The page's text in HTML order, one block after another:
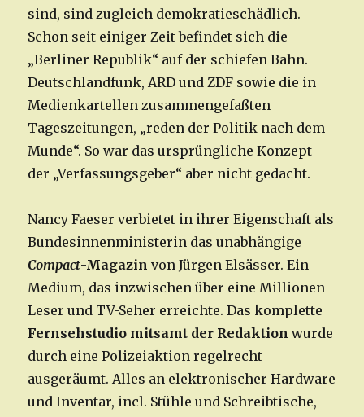
sind, sind zugleich demokratieschädlich.
Schon seit einiger Zeit befindet sich die
„Berliner Republik“ auf der schiefen Bahn.
Deutschlandfunk, ARD und ZDF sowie die in
Medienkartellen zusammengefaßten
Tageszeitungen, „reden der Politik nach dem
Munde“. So war das ursprüngliche Konzept
der „Verfassungsgeber“ aber nicht gedacht.
Nancy Faeser verbietet in ihrer Eigenschaft als
Bundesinnenministerin das unabhängige
Compact-Magazin von Jürgen Elsässer. Ein
Medium, das inzwischen über eine Millionen
Leser und TV-Seher erreichte. Das komplette
Fernsehstudio mitsamt der Redaktion wurde
durch eine Polizeiaktion regelrecht
ausgeräumt. Alles an elektronischer Hardware
und Inventar, incl. Stühle und Schreibtische,